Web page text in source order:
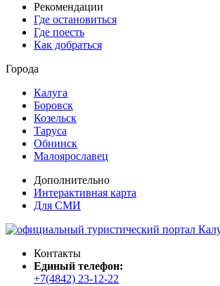
Рекомендации
Где остановиться
Где поесть
Как добраться
Города
Калуга
Боровск
Козельск
Таруса
Обнинск
Малоярославец
Дополнительно
Интерактивная карта
Для СМИ
Контакты
Единый телефон:
+7(4842) 23-12-22